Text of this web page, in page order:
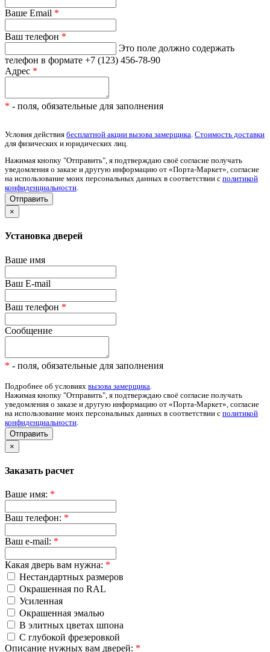
Ваше Email *
Ваш телефон *
Это поле должно содержать
телефон в формате +7 (123) 456-78-90
Адрес *
* - поля, обязательные для заполнения
Условия действия бесплатной акции вызова замерщика. Стоимость доставки
для физических и юридических лиц.
Нажимая кнопку "Отправить", я подтверждаю своё согласие получать
уведомления о заказе и другую информацию от «Порта-Маркет», согласие
на использование моих персональных данных в соответствии с политикой
конфиденциальности.
×
Установка дверей
Ваше имя
Ваш E-mail
Ваш телефон *
Сообщение
* - поля, обязательные для заполнения
Подробнее об условиях вызова замерщика
Нажимая кнопку "Отправить", я подтверждаю своё согласие получать
уведомления о заказе и другую информацию от «Порта-Маркет», согласие
на использование моих персональных данных в соответствии с политикой
конфиденциальности
Отправить
×
Заказать расчет
Ваше имя: *
Ваш телефон: *
Ваш e-mail: *
Какая дверь вам нужна: *
Нестандартных размеров
Окрашенная по RAL
Усиленная
Окрашенная эмалью
В элитных цветах шпона
С глубокой фрезеровкой
Описание нужных вам дверей: *